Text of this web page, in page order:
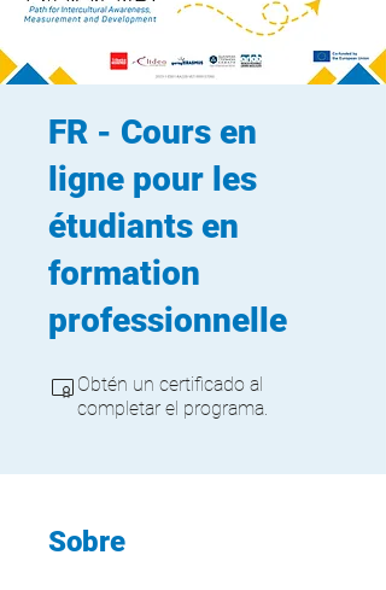
FR - Cours en
ligne pour les
étudiants en
formation
professionnelle
Obtén un certificado al
completar el programa.
Sobre